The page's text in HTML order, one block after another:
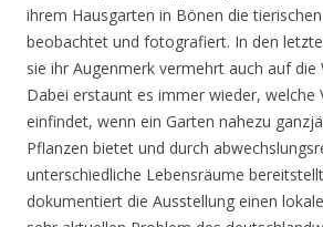
ihrem Hausgarten in Bönen die
beobachtet und fotografiert. In den
sie ihr Augenmerk vermehrt auch auf die
Dabei erstaunt es immer wieder, welche
einfindet, wenn ein Garten nahezu
Pflanzen bietet und durch
unterschiedliche Lebensräume
dokumentiert die Ausstellung einen